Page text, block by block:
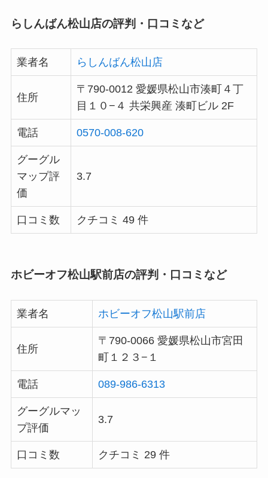
らしんばん松山店の評判・口コミなど
業者名 らしんばん松山店
住所
〒790-0012 愛媛県松山市湊町４丁
目１０−４ 共栄興産 湊町ビル 2F
電話 0570-008-620
グーグル
マップ評
価
3.7
口コミ数 クチコミ 49 件
ホビーオフ松山駅前店の評判・口コミなど
業者名 ホビーオフ松山駅前店
住所
〒790-0066 愛媛県松山市宮田
町１２３−１
電話 089-986-6313
グーグルマッ
プ評価
3.7
口コミ数 クチコミ 29 件